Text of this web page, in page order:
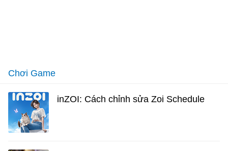
Chơi Game
inZOI: Cách chỉnh sửa Zoi Schedule